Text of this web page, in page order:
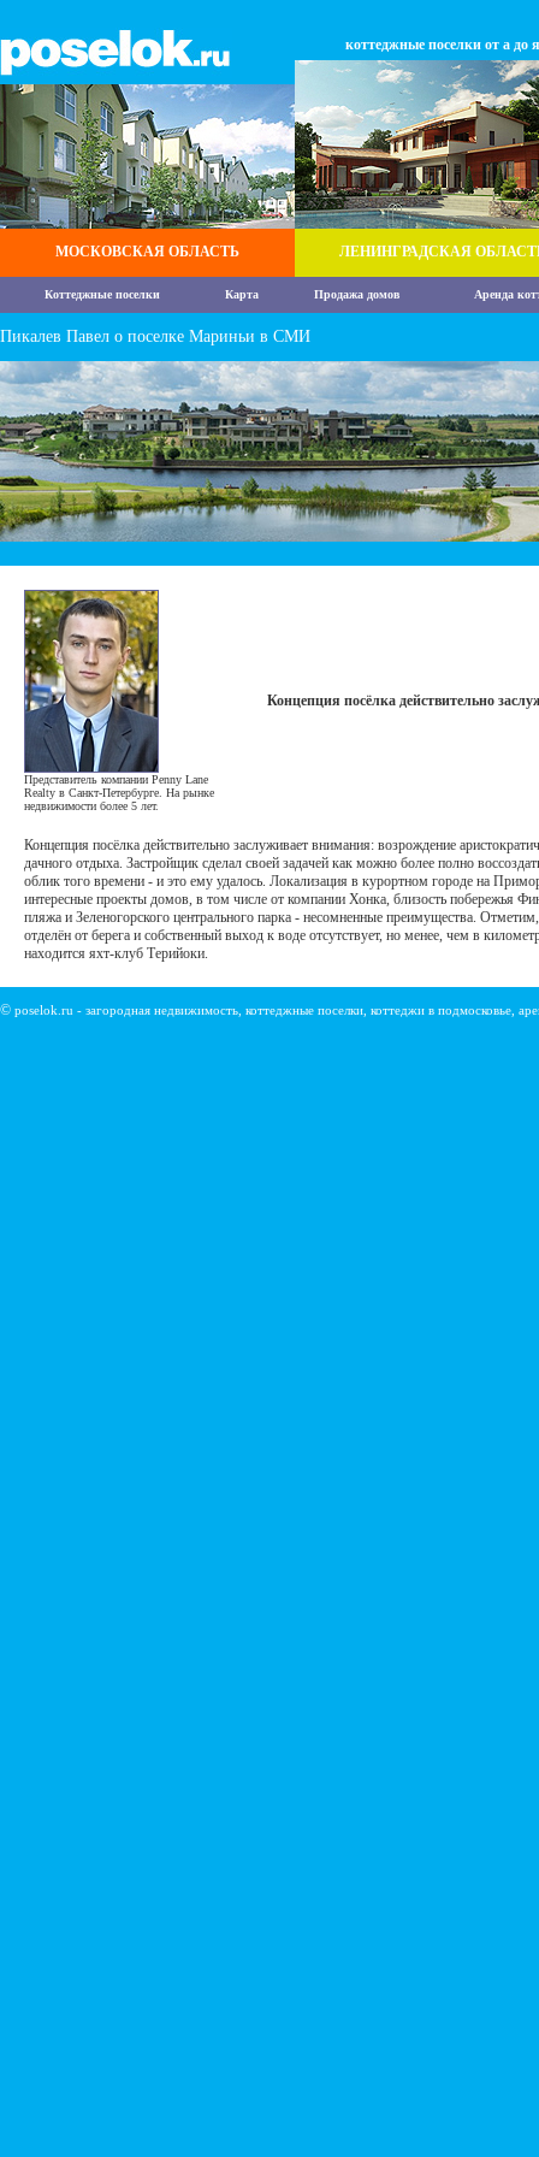
МОСКОВСКАЯ ОБЛАСТЬ
коттеджные поселки от а до я
ЛЕНИНГРАДСКАЯ
Коттеджные поселки Карта Продажа домов Аренда
Пикалев Павел о поселке Мариньи в СМИ
Представитель компании Penny Lane
Realty в Санкт-Петербурге. На рынке
недвижимости более 5 лет.
Концепция посёлка действительно
Концепция посёлка действительно заслуживает внимания: возрождение
дачного отдыха. Застройщик сделал своей задачей как можно более полно
облик того времени - и это ему удалось. Локализация в курортном городе на
интересные проекты домов, в том числе от компании Хонка, близость побережья
пляжа и Зеленогорского центрального парка - несомненные преимущества.
отделён от берега и собственный выход к воде отсутствует, но менее, чем в
находится яхт-клуб Терийоки.
© poselok.ru - загородная недвижимость, коттеджные поселки, коттеджи в подмосковье,